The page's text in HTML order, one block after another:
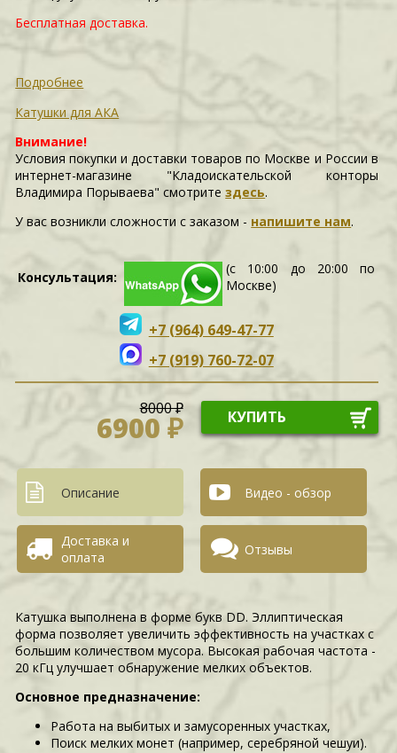
Бесплатная доставка.
Подробнее
Катушки для АКА
Внимание!
Условия покупки и доставки товаров по Москве и России в
интернет-магазине "Кладоискательской конторы
Владимира Порываева" смотритездесь.
У вас возникли сложности c заказом - напишите нам.
Консультация:
(с 10:00 до 20:00 по
Москве)
+7 (964) 649-47-77
+7 (919) 760-72-07
8000 ₽
6900 ₽ КУПИТЬ
Описание Видео - обзор
Доставка и
оплата
Отзывы
Катушка выполнена в форме букв DD. Эллиптическая
форма позволяет увеличить эффективность на участках с
большим количеством мусора. Высокая рабочая частота -
20 кГц улучшает обнаружение мелких объектов.
Основное предназначение:
Работа на выбитых и замусоренных участках,
Поиск мелких монет (например, серебряной чешуи).